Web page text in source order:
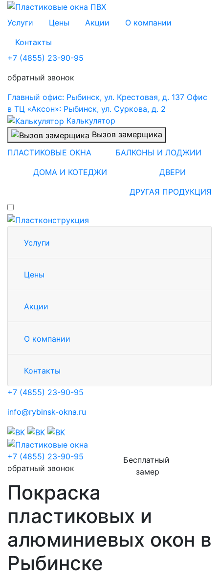
Услуги Цены Акции
О компании
Контакты
+7 (4855) 23-90-95
обратный звонок
Главный офис: Рыбинск, ул. Крестовая, д. 137 Офис
в ТЦ «Аксон»: Рыбинск, ул. Суркова, д. 2
Калькулятор
Вызов замерщика
ПЛАСТИКОВЫЕ ОКНА
БАЛКОНЫ И ЛОДЖИИ
ДОМА И КОТЕДЖИ
ДВЕРИ
ДРУГАЯ ПРОДУКЦИЯ
Услуги
Цены
Акции
О компании
Контакты
+7 (4855) 23-90-95
info@rybinsk-okna.ru
+7 (4855) 23-90-95
обратный звонок
Бесплатный
замер
Покраска
пластиковых и
алюминиевых окон в
Рыбинске